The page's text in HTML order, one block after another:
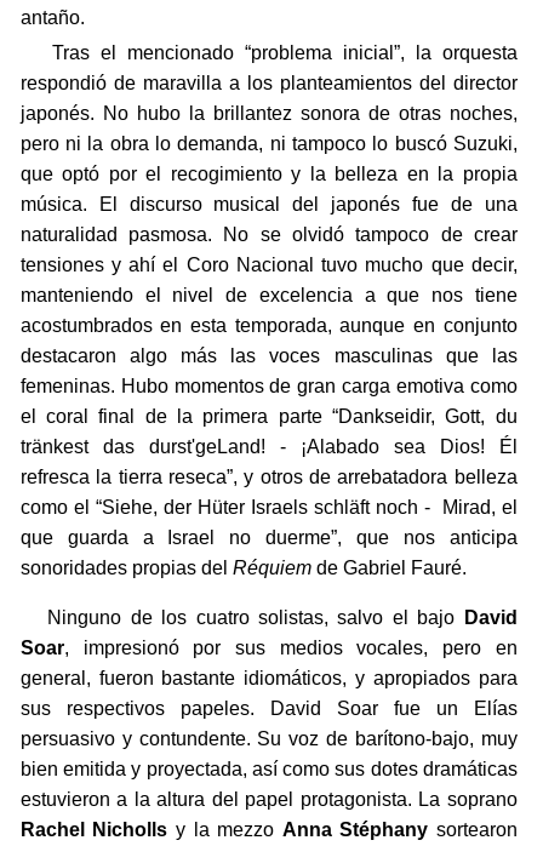
antaño.
Tras el mencionado “problema inicial”, la orquesta
respondió de maravilla a los planteamientos del director
japonés. No hubo la brillantez sonora de otras noches,
pero ni la obra lo demanda, ni tampoco lo buscó Suzuki,
que optó por el recogimiento y la belleza en la propia
música. El discurso musical del japonés fue de una
naturalidad pasmosa. No se olvidó tampoco de crear
tensiones y ahí el Coro Nacional tuvo mucho que decir,
manteniendo el nivel de excelencia a que nos tiene
acostumbrados en esta temporada, aunque en conjunto
destacaron algo más las voces masculinas que las
femeninas. Hubo momentos de gran carga emotiva como
el coral final de la primera parte “Dankseidir, Gott, du
tränkest das durst'geLand! - ¡Alabado sea Dios! Él
refresca la tierra reseca”, y otros de arrebatadora belleza
como el “Siehe, der Hüter Israels schläft noch - Mirad, el
que guarda a Israel no duerme”, que nos anticipa
sonoridades propias del Réquiemde Gabriel Fauré.
Ninguno de los cuatro solistas, salvo el bajo
David
Soar, impresionó por sus medios vocales, pero en
general, fueron bastante idiomáticos, y apropiados para
sus respectivos papeles. David Soar fue un Elías
persuasivo y contundente. Su voz de barítono-bajo, muy
bien emitida y proyectada, así como sus dotes dramáticas
estuvieron a la altura del papel protagonista. La soprano
Rachel Nicholls y la mezzo Anna Stéphany sortearon